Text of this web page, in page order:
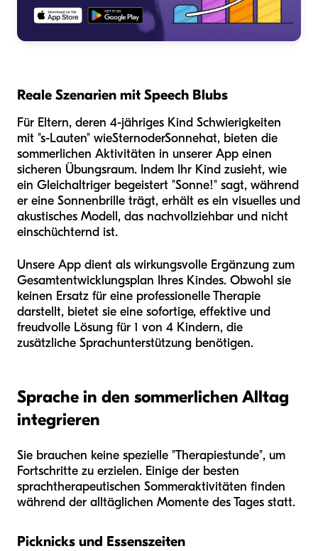
Reale Szenarien mit Speech Blubs
Für Eltern, deren 4-jähriges Kind Schwierigkeiten
mit "s-Lauten" wieSternoderSonnehat, bieten die
sommerlichen Aktivitäten in unserer App einen
sicheren Übungsraum. Indem Ihr Kind zusieht, wie
ein Gleichaltriger begeistert "Sonne!" sagt, während
er eine Sonnenbrille trägt, erhält es ein visuelles und
akustisches Modell, das nachvollziehbar und nicht
einschüchternd ist.
Unsere App dient als wirkungsvolle Ergänzung zum
Gesamtentwicklungsplan Ihres Kindes. Obwohl sie
keinen Ersatz für eine professionelle Therapie
darstellt, bietet sie eine sofortige, effektive und
freudvolle Lösung für 1 von 4 Kindern, die
zusätzliche Sprachunterstützung benötigen.
Sprache in den sommerlichen Alltag
integrieren
Sie brauchen keine spezielle "Therapiestunde", um
Fortschritte zu erzielen. Einige der besten
sprachtherapeutischen Sommeraktivitäten finden
während der alltäglichen Momente des Tages statt.
Picknicks und Essenszeiten